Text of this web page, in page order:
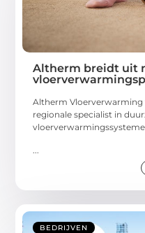
Altherm breidt uit
Altherm Vloerverwarming
regionale specialist in
BEDRIJVEN